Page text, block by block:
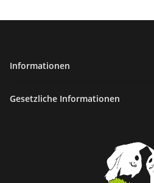
Informationen
Gesetzliche Informationen